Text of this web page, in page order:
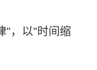
"，以"时间缩